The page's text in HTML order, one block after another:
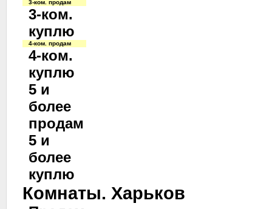
3-ком. продам
3-ком.
куплю
4-ком. продам
4-ком.
куплю
5 и
более
продам
5 и
более
куплю
Комнаты. Харьков